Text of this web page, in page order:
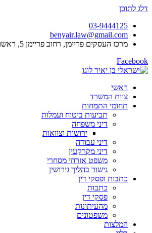
דלג לתוכן
03-9444125
benyair.law@gmail.com
מרכז העסקים פריימן, רחוב פריימן 5, ראשון לציון
Facebook
ראשי
צוות המשרד
תחומי התמחות
תביעות ביטוח ועמלות
דיני משפחה
ירושות וצוואות
דיני עבודה
דיני מקרקעין
משפט אזרחי מסחרי
גישור בהליך גירושין
כתבות ופסקי דין
כתבות
פסקי דין
מהעיתונות
משפטונים
המלצות